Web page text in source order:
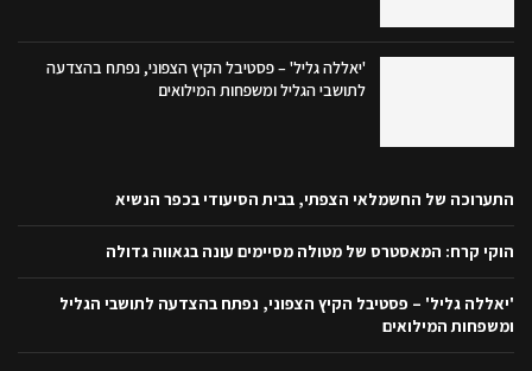
'יאללה גליל' – פסטיבל הקיץ הצפוני, נפתח בהצדעה
לתושבי הגליל ומשפחות המילואים
התערוכה של החשמלאי הצפתי, בבית הסיעודי בכפר הנשיא
הוקי קרח: המאסטרס של מטולה מסיימים עונה בגאווה גדולה
'יאללה גליל' – פסטיבל הקיץ הצפוני, נפתח בהצדעה לתושבי הגליל
ומשפחות המילואים